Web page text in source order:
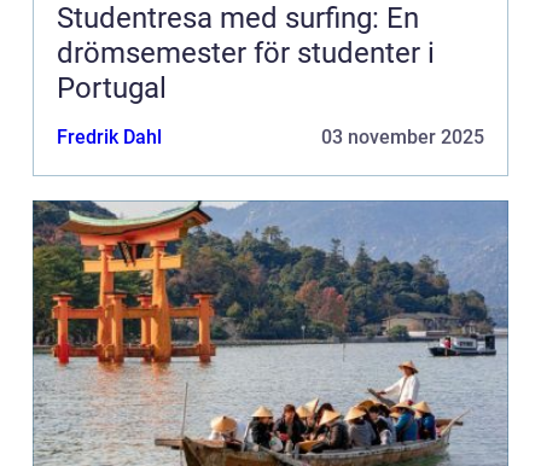
Studentresa med surfing: En
drömsemester för studenter i
Portugal
Fredrik Dahl 03 november 2025